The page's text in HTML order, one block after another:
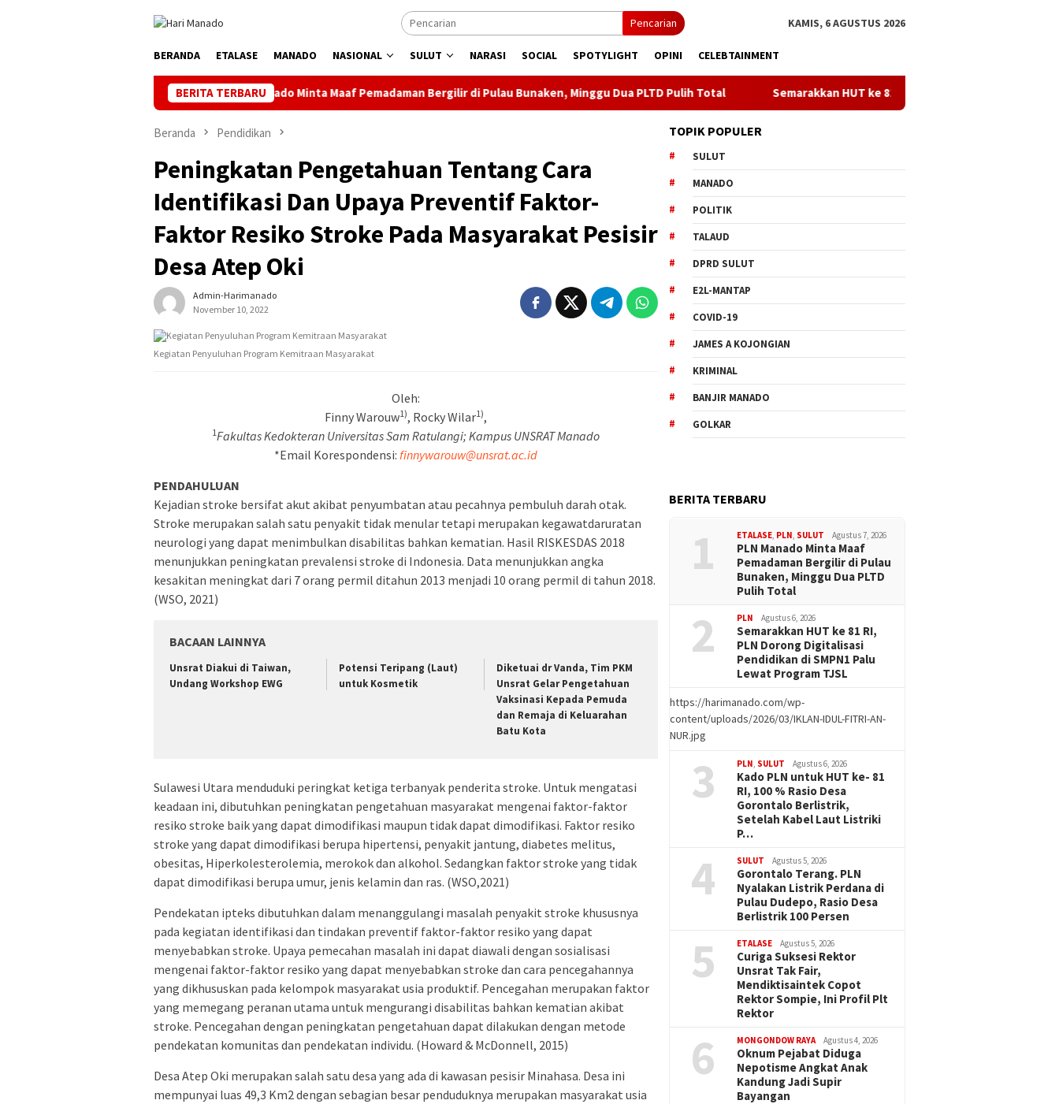
Pencarian KAMIS, 6 AGUSTUS 2026
BERANDA ETALASE MANADO NASIONAL SULUT NARASI SOCIAL SPOTYLIGHT OPINI CELEBTAINMENT
BERITA TERBARU
PLN Manado Minta Maaf Pemadaman Bergilir di Pulau Bunaken, Minggu Dua PLTD Pulih Total Semarakkan HUT ke 81 RI, PLN Dorong Digitalisasi Pendidikan di
Beranda Pendidikan
Peningkatan Pengetahuan Tentang Cara
Identifikasi Dan Upaya Preventif Faktor-
Faktor Resiko Stroke Pada Masyarakat Pesisir
Desa Atep Oki
Admin-Harimanado
November 10, 2022
Kegiatan Penyuluhan Program Kemitraan Masyarakat
Oleh:
Finny Warouw1), Rocky Wilar1),
1Fakultas Kedokteran Universitas Sam Ratulangi; Kampus UNSRAT Manado
*Email Korespondensi:finnywarouw@unsrat.ac.id
PENDAHULUAN
Kejadian stroke bersifat akut akibat penyumbatan atau pecahnya pembuluh darah otak.
Stroke merupakan salah satu penyakit tidak menular tetapi merupakan kegawatdaruratan
neurologi yang dapat menimbulkan disabilitas bahkan kematian. Hasil RISKESDAS 2018
menunjukkan peningkatan prevalensi stroke di Indonesia. Data menunjukkan angka
kesakitan meningkat dari 7 orang permil ditahun 2013 menjadi 10 orang permil di tahun 2018.
(WSO, 2021)
BACAAN LAINNYA
Unsrat Diakui di Taiwan,
Undang Workshop EWG
Potensi Teripang (Laut)
untuk Kosmetik
Diketuai dr Vanda, Tim PKM
Unsrat Gelar Pengetahuan
Vaksinasi Kepada Pemuda
dan Remaja di Keluarahan
Batu Kota
Sulawesi Utara menduduki peringkat ketiga terbanyak penderita stroke. Untuk mengatasi
keadaan ini, dibutuhkan peningkatan pengetahuan masyarakat mengenai faktor-faktor
resiko stroke baik yang dapat dimodifikasi maupun tidak dapat dimodifikasi. Faktor resiko
stroke yang dapat dimodifikasi berupa hipertensi, penyakit jantung, diabetes melitus,
obesitas, Hiperkolesterolemia, merokok dan alkohol. Sedangkan faktor stroke yang tidak
dapat dimodifikasi berupa umur, jenis kelamin dan ras. (WSO,2021)
Pendekatan ipteks dibutuhkan dalam menanggulangi masalah penyakit stroke khususnya
pada kegiatan identifikasi dan tindakan preventif faktor-faktor resiko yang dapat
menyebabkan stroke. Upaya pemecahan masalah ini dapat diawali dengan sosialisasi
mengenai faktor-faktor resiko yang dapat menyebabkan stroke dan cara pencegahannya
yang dikhususkan pada kelompok masyarakat usia produktif. Pencegahan merupakan faktor
yang memegang peranan utama untuk mengurangi disabilitas bahkan kematian akibat
stroke. Pencegahan dengan peningkatan pengetahuan dapat dilakukan dengan metode
pendekatan komunitas dan pendekatan individu. (Howard & McDonnell, 2015)
Desa Atep Oki merupakan salah satu desa yang ada di kawasan pesisir Minahasa. Desa ini
mempunyai luas 49,3 Km2 dengan sebagian besar penduduknya merupakan masyarakat usia
TOPIK POPULER
SULUT
MANADO
POLITIK
TALAUD
DPRD SULUT
E2L-MANTAP
COVID-19
JAMES A KOJONGIAN
KRIMINAL
BANJIR MANADO
GOLKAR
BERITA TERBARU
1 ETALASE, PLN, SULUT Agustus 7, 2026
PLN Manado Minta Maaf
Pemadaman Bergilir di Pulau
Bunaken, Minggu Dua PLTD
Pulih Total
2 PLN Agustus 6, 2026
Semarakkan HUT ke 81 RI,
PLN Dorong Digitalisasi
Pendidikan di SMPN1 Palu
Lewat Program TJSL
https://harimanado.com/wp-
content/uploads/2026/03/IKLAN-IDUL-FITRI-AN-
NUR.jpg
3 PLN, SULUT Agustus 6, 2026
Kado PLN untuk HUT ke- 81
RI, 100 % Rasio Desa
Gorontalo Berlistrik,
Setelah Kabel Laut Listriki
P…
4 SULUT Agustus 5, 2026
Gorontalo Terang. PLN
Nyalakan Listrik Perdana di
Pulau Dudepo, Rasio Desa
Berlistrik 100 Persen
5 ETALASE Agustus 5, 2026
Curiga Suksesi Rektor
Unsrat Tak Fair,
Mendiktisaintek Copot
Rektor Sompie, Ini Profil Plt
Rektor
6 MONGONDOW RAYA Agustus 4, 2026
Oknum Pejabat Diduga
Nepotisme Angkat Anak
Kandung Jadi Supir
Bayangan